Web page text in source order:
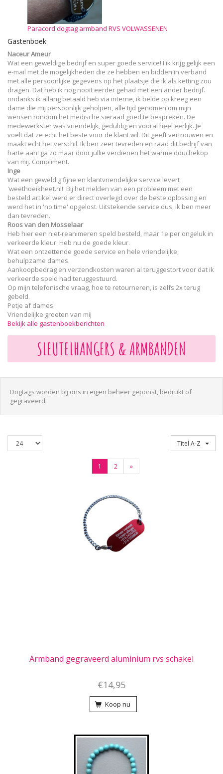
Paracord dogtag armband RVS VOLWASSENEN
Gastenboek
Naceur Ameur
Wat een geweldige bedrijf en super goede service! I ik krijg gelijk een
e-mail met de mogelijkheden die ze hebben en bidden in verband
met alle persoonlijke gegevens op het plaatsje die ik als ketting zou
dragen. Dat heb ik nog nooit eerder gehad met een ander bedrijf.
ondanks ik allang betaald heb via interne, ik belde op kreeg een
dame die mij persoonlijk geholpen, alle tijd genomen om mijn
wensen rondom het medische sieraad goed te bespreken. De
medewerkster was vriendelijk, geduldig en vooral heel eerlijk. Je
voelt dat ze echt het beste voor de klant wil. Dit geeft vertrouwen en
maakt echt het verschil. Ik ben zeer tevreden en raad dit bedrijf van
harte aan! ga zo maar door jullie verdienen het warme douchekop
van mij. Compliment.
Inge
Wat een geweldig fijne en klantvriendelijke service levert
'weethoeikheet.nl!' Bij het melden van een probleem met een
besteld artikel werd er direct overlegd over de beste oplossing en
werd het in 'no time' opgelost. Uitstekende service dus, ik ben meer
dan tevreden.
Roos van den Mosselaar
Heb hier een niet-reanimeren speld besteld, maar 1e per ongeluk in
verkeerde kleur. Heb nu de goede kleur.
Wat een ontzettende goede service en hele vriendelijke,
behulpzame dames.
Aankoopbedrag en verzendkosten waren al teruggestort voor dat ik
verkeerde speld had teruggestuurd.
Op mijn telefonische vraag, hoe te retourneren, is zelfs 2x terug
gebeld.
Petje af dames.
Vriendelijke groeten van mij
Bekijk alle gastenboekberichten
SLEUTELHANGERS & ARMBANDEN
Dogtags worden bij ons in eigen beheer geponst, bedrukt of
gegraveerd.
per
Sorteren op
1 2 »(Volgende)
Armband gegraveerd aluminium rvs schakel
€14,95
Koop nu